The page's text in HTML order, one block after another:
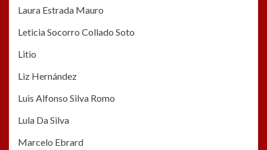
Laura Estrada Mauro
Leticia Socorro Collado Soto
Litio
Liz Hernández
Luis Alfonso Silva Romo
Lula Da Silva
Marcelo Ebrard